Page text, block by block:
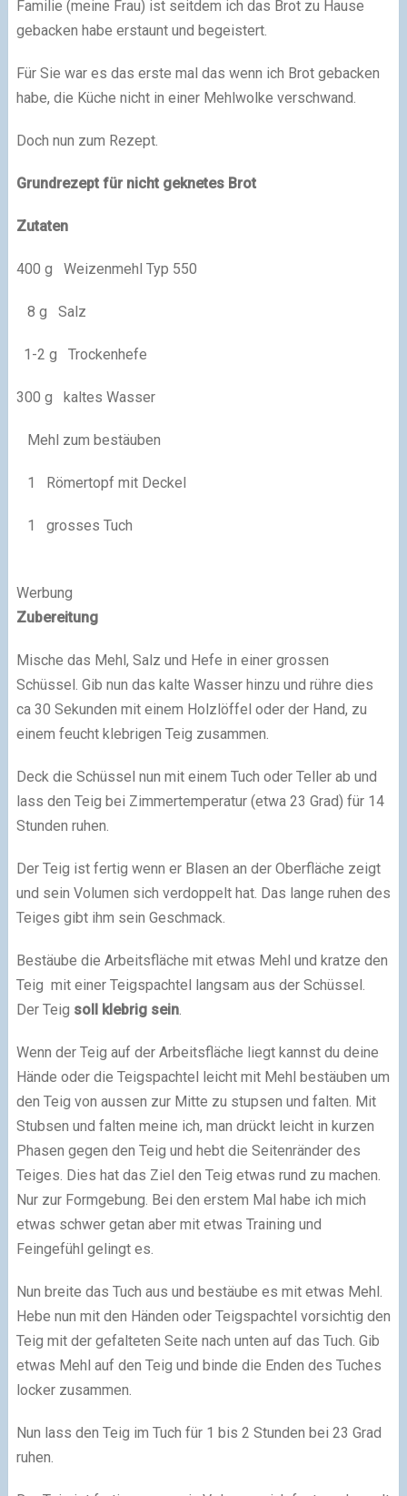
Familie (meine Frau) ist seitdem ich das Brot zu Hause
gebacken habe erstaunt und begeistert.
Für Sie war es das erste mal das wenn ich Brot gebacken
habe, die Küche nicht in einer Mehlwolke verschwand.
Doch nun zum Rezept.
Grundrezept für nicht geknetes Brot
Zutaten
400 g Weizenmehl Typ 550
8 g Salz
1-2 g Trockenhefe
300 g kaltes Wasser
Mehl zum bestäuben
1 Römertopf mit Deckel
1 grosses Tuch
Werbung
Zubereitung
Mische das Mehl, Salz und Hefe in einer grossen
Schüssel. Gib nun das kalte Wasser hinzu und rühre dies
ca 30 Sekunden mit einem Holzlöffel oder der Hand, zu
einem feucht klebrigen Teig zusammen.
Deck die Schüssel nun mit einem Tuch oder Teller ab und
lass den Teig bei Zimmertemperatur (etwa 23 Grad) für 14
Stunden ruhen.
Der Teig ist fertig wenn er Blasen an der Oberfläche zeigt
und sein Volumen sich verdoppelt hat. Das lange ruhen des
Teiges gibt ihm sein Geschmack.
Bestäube die Arbeitsfläche mit etwas Mehl und kratze den
Teig mit einer Teigspachtel langsam aus der Schüssel.
Der Teig soll klebrig sein.
Wenn der Teig auf der Arbeitsfläche liegt kannst du deine
Hände oder die Teigspachtel leicht mit Mehl bestäuben um
den Teig von aussen zur Mitte zu stupsen und falten. Mit
Stubsen und falten meine ich, man drückt leicht in kurzen
Phasen gegen den Teig und hebt die Seitenränder des
Teiges. Dies hat das Ziel den Teig etwas rund zu machen.
Nur zur Formgebung. Bei den erstem Mal habe ich mich
etwas schwer getan aber mit etwas Training und
Feingefühl gelingt es.
Nun breite das Tuch aus und bestäube es mit etwas Mehl.
Hebe nun mit den Händen oder Teigspachtel vorsichtig den
Teig mit der gefalteten Seite nach unten auf das Tuch. Gib
etwas Mehl auf den Teig und binde die Enden des Tuches
locker zusammen.
Nun lass den Teig im Tuch für 1 bis 2 Stunden bei 23 Grad
ruhen.